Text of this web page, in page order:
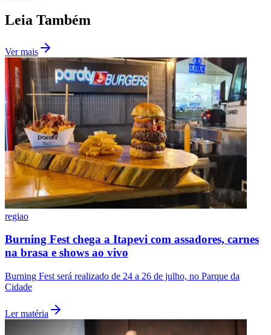
São Paulo
Leia Também
Ver mais
regiao
Burning Fest chega a Itapevi com assadores, carnes
na brasa e shows ao vivo
Burning Fest será realizado de 24 a 26 de julho, no Parque da
Cidade
Ler matéria